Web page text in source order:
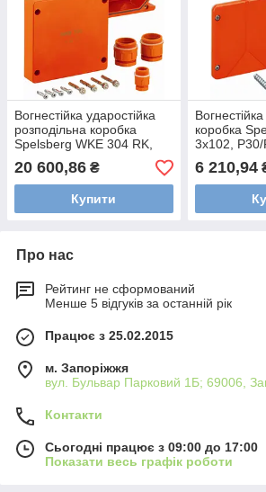
Вогнестійка ударостійка
розподільна коробка
Spelsberg WKE 304 RK,
Р30; входи: 2хМ40,
1хМ25; sp86230401
20 600,86 ₴
Купити
коробка
3x102,
входи:
sp86051201
6 210,94
Про нас
Рейтинг не сформований
Менше 5 відгуків за останній рік
Працює з 25.02.2015
м. Запоріжжя
вул. Бульвар Парковий 1Б; 69006,
Контакти
Сьогодні працює з 09:00 до 17:00
Показати весь графік роботи